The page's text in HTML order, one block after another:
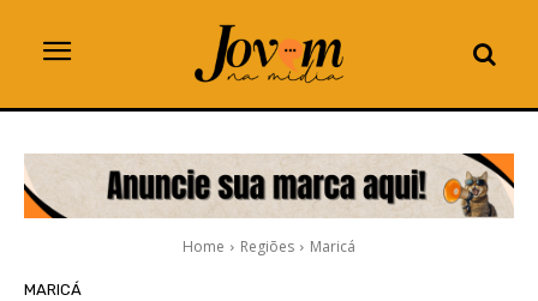
Home Regiões Maricá
MARICÁ